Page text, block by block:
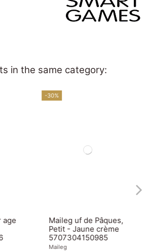
in the same category:
age
-30%
Maileg uf de Pâques,
Petit - Jaune crème
5707304150985
Maileg